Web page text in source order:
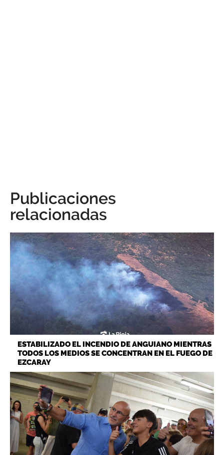
Publicaciones
relacionadas
ESTABILIZADO EL INCENDIO DE ANGUIANO MIENTRAS
TODOS LOS MEDIOS SE CONCENTRAN EN EL FUEGO DE
EZCARAY